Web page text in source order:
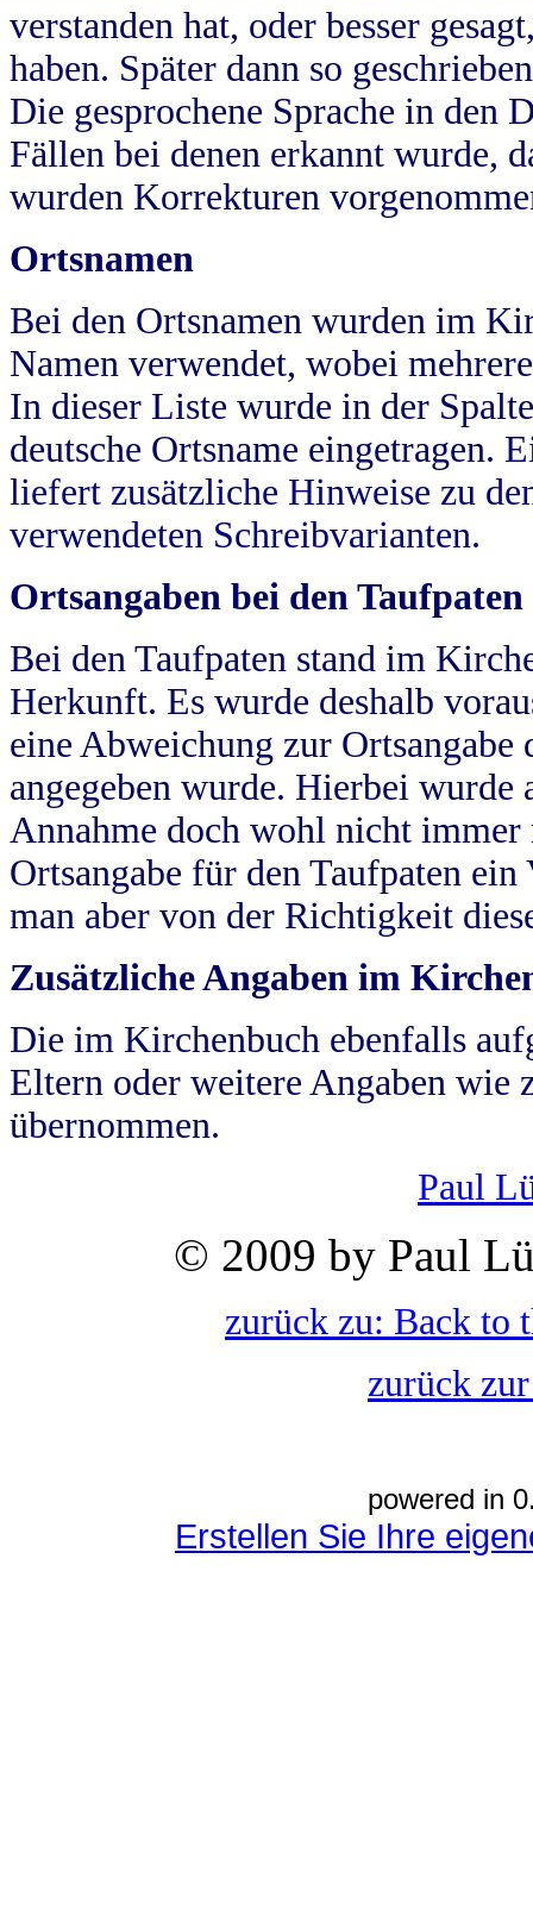
verstanden hat, oder besser
haben. Später dann so
Die gesprochene Sprache in
Fällen bei denen erkannt wurde,
wurden Korrekturen
Ortsnamen
Bei den Ortsnamen wurden im
Namen verwendet, wobei
In dieser Liste wurde in der
deutsche Ortsname eingetragen.
liefert zusätzliche Hinweise zu
verwendeten Schreibvarianten.
Ortsangaben bei den Taufpaten
Bei den Taufpaten stand im
Herkunft. Es wurde deshalb
eine Abweichung zur
angegeben wurde. Hierbei wurde
Annahme doch wohl nicht
Ortsangabe für den Taufpaten
man aber von der Richtigkeit
Zusätzliche Angaben im
Die im Kirchenbuch ebenfalls
Eltern oder weitere Angaben wie
übernommen.
Paul
© 2009 by Paul
zurück zu: Back to
zurück
powered in
Erstellen Sie Ihre